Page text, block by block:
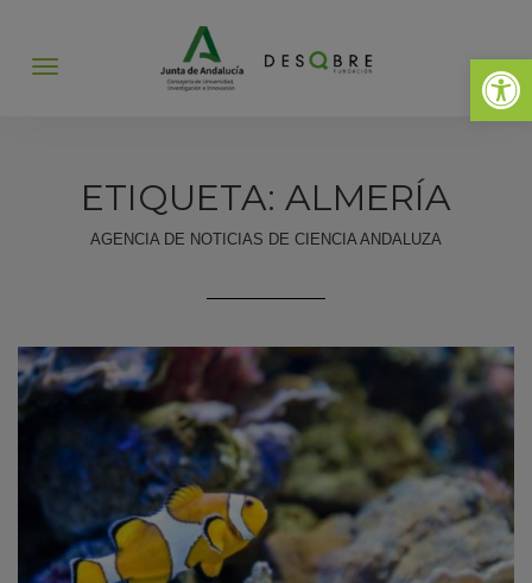
Abrir
Abrir
ETIQUETA: ALMERÍA
AGENCIA DE NOTICIAS DE CIENCIA ANDALUZA